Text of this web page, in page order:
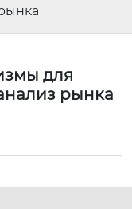
для
рынка